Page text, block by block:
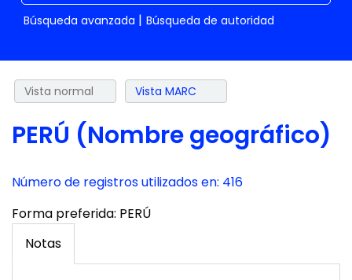
Búsqueda avanzada
Búsqueda de autoridad
Vista normal Vista MARC
PERÚ (Nombre geográfico)
Número de registros utilizados en: 416
Forma preferida: PERÚ
Notas